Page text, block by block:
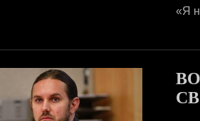
«Я